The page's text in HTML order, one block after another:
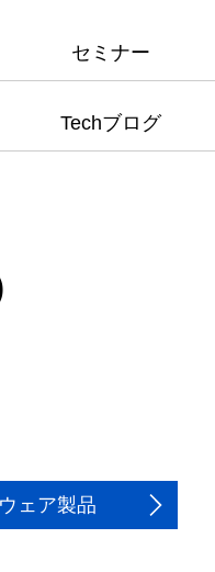
セミナー
Techブログ
ェア製品